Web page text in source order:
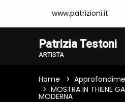
www.patrizioni.it
Patrizia Testoni
ARTISTA
Home
MOSTRA IN THIENE
MODERNA